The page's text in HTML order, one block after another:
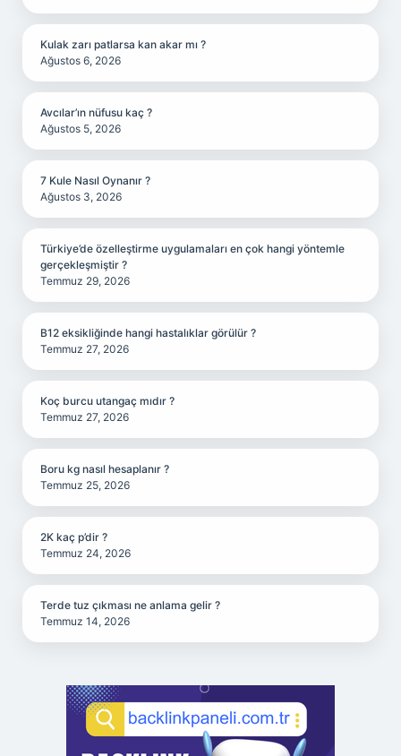
Kulak zarı patlarsa kan akar mı ?
Ağustos 6, 2026
Avcılar’ın nüfusu kaç ?
Ağustos 5, 2026
7 Kule Nasıl Oynanır ?
Ağustos 3, 2026
Türkiye’de özelleştirme uygulamaları en çok hangi yöntemle
gerçekleşmiştir ?
Temmuz 29, 2026
B12 eksikliğinde hangi hastalıklar görülür ?
Temmuz 27, 2026
Koç burcu utangaç mıdır ?
Temmuz 27, 2026
Boru kg nasıl hesaplanır ?
Temmuz 25, 2026
2K kaç p’dir ?
Temmuz 24, 2026
Terde tuz çıkması ne anlama gelir ?
Temmuz 14, 2026